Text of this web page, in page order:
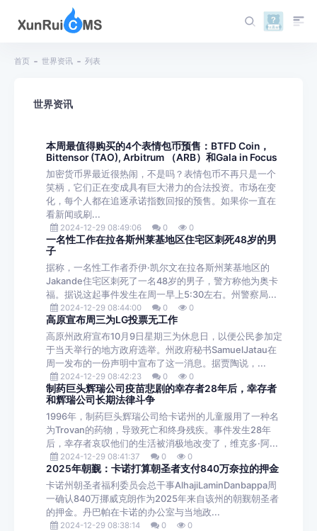
首页 世界资讯 列表
世界资讯
本周最值得购买的4个表情包币预售：BTFD Coin，
Bittensor (TAO), Arbitrum （ARB）和Gala in Focus
加密货币界最近很热闹，不是吗？表情包币不再只是一个
笑柄，它们正在变成具有巨大潜力的合法投资。市场在变
化，每个人都在追逐承诺指数回报的预售。如果你一直在
看新闻或刷...
2024-12-29 08:49:06 0 0
一名性工作在拉各斯州莱基地区住宅区刺死48岁的男
子
据称，一名性工作者乔伊·凯尔文在拉各斯州莱基地区的
Jakande住宅区刺死了一名48岁的男子，警方称他为奥卡
福。据说这起事件发生在周一早上5:30左右。州警察局...
2024-12-29 08:44:00 0 0
高原宣布周三为LG投票无工作
高原州政府宣布10月9日星期三为休息日，以便公民参加定
于当天举行的地方政府选举。州政府秘书SamuelJatau在
周一发布的一份声明中宣布了这一消息。据贾陶说，...
2024-12-29 08:42:23 0 0
制药巨头辉瑞公司疫苗悲剧的幸存者28年后，幸存者
和辉瑞公司长期法律斗争
1996年，制药巨头辉瑞公司给卡诺州的儿童服用了一种名
为Trovan的药物，导致死亡和终身残疾。事件发生28年
后，幸存者哀叹他们的生活被消极地改变了，维克多·阿...
2024-12-29 08:41:37 0 0
2025年朝觐：卡诺打算朝圣者支付840万奈拉的押金
卡诺州朝圣者福利委员会总干事AlhajiLaminDanbappa周
一确认840万挪威克朗作为2025年来自该州的朝觐朝圣者
的押金。丹巴帕在卡诺的办公室与当地政...
2024-12-29 08:38:14 0 0